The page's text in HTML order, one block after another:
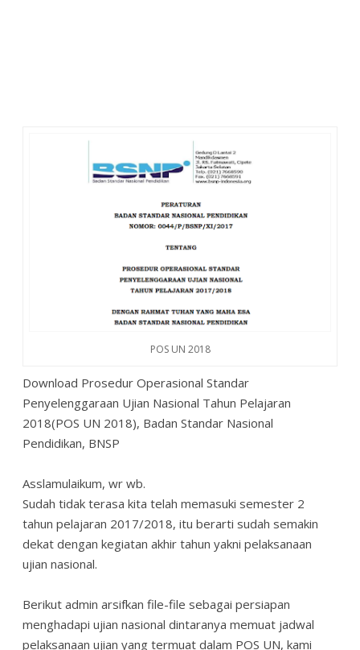
POS UN 2018
Download Prosedur Operasional Standar
Penyelenggaraan Ujian Nasional Tahun Pelajaran
2018(POS UN 2018), Badan Standar Nasional
Pendidikan, BNSP
Asslamulaikum, wr wb.
Sudah tidak terasa kita telah memasuki semester 2
tahun pelajaran 2017/2018, itu berarti sudah semakin
dekat dengan kegiatan akhir tahun yakni pelaksanaan
ujian nasional.
Berikut admin arsifkan file-file sebagai persiapan
menghadapi ujian nasional dintaranya memuat jadwal
pelaksanaan ujian yang termuat dalam POS UN, kami